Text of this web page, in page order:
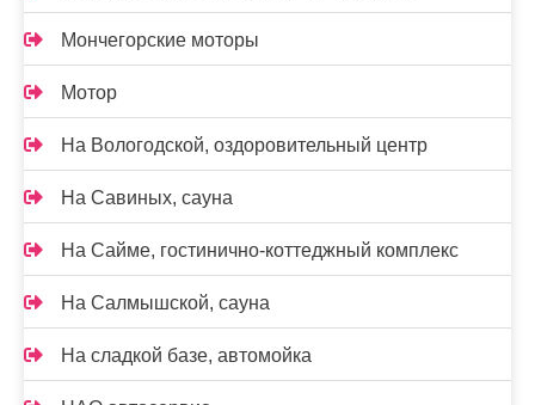
Мончегорские моторы
Мотор
На Вологодской, оздоровительный центр
На Савиных, сауна
На Сайме, гостинично-коттеджный комплекс
На Салмышской, сауна
На сладкой базе, автомойка